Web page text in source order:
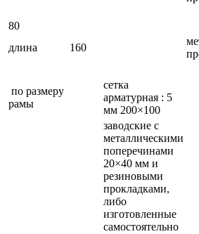
80
длина 160
по размеру
рамы
сетка
арматурная : 5
мм 200×100
заводские с
металлическими
поперечинами
20×40 мм и
резиновыми
прокладками,
либо
изготовленные
самостоятельно